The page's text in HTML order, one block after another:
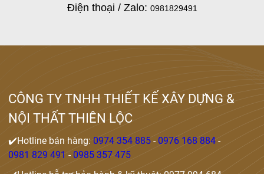
Điện thoại / Zalo: 0981829491
CÔNG TY TNHH THIẾT KẾ XÂY DỰNG &
NỘI THẤT THIÊN LỘC
✔️Hotline bán hàng: 0974 354 885 - 0976 168 884 -
0981 829 491 - 0985 357 475